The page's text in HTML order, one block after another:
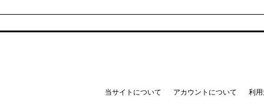
当サイトについて アカウントについて 利